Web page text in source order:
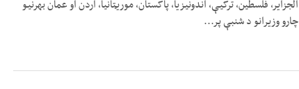
الجزایر، فلسطین، ترکیې، اندونیزیا، پاکستان، موریټانیا، اردن او عمان بهرنیو
چارو وزیرانو د شنبې پر...